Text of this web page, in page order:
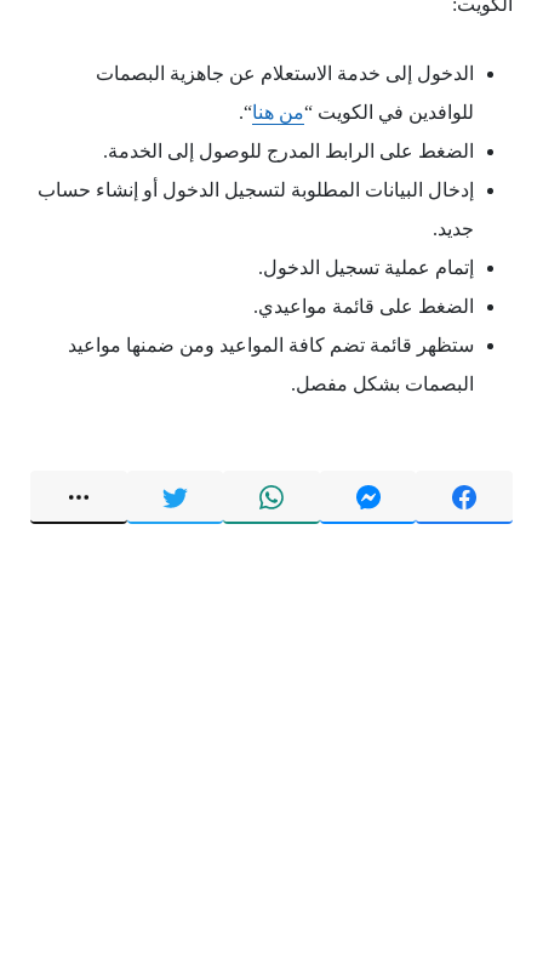
الدخول إلى خدمة الاستعلام عن جاهزية البصمات
للوافدين في الكويت “من هنا“.
الضغط على الرابط المدرج للوصول إلى الخدمة.
إدخال البيانات المطلوبة لتسجيل الدخول أو إنشاء حساب
جديد.
إتمام عملية تسجيل الدخول.
الضغط على قائمة مواعيدي.
ستظهر قائمة تضم كافة المواعيد ومن ضمنها مواعيد
البصمات بشكل مفصل.